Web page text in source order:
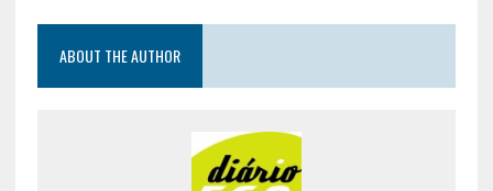
ABOUT THE AUTHOR